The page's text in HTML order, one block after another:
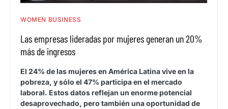
WOMEN BUSINESS
Las empresas lideradas por mujeres generan un 20%
más de ingresos
El 24% de las mujeres en América Latina vive en la
pobreza, y sólo el 47% participa en el mercado
laboral. Estos datos reflejan un enorme potencial
desaprovechado, pero también una oportunidad de